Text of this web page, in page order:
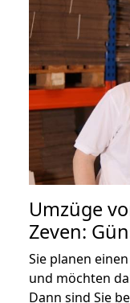
Umzüge
Zeven:
Sie planen
und möchten
Dann sind Sie